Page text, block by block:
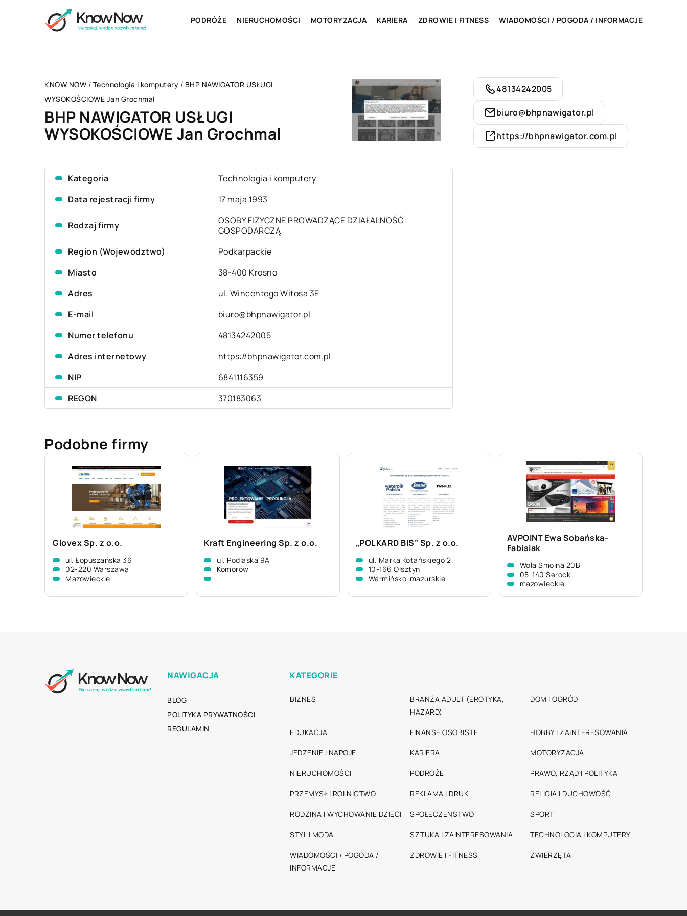
PODRÓŻE NIERUCHOMOŚCI MOTORYZACJA KARIERA ZDROWIE I FITNESS WIADOMOŚCI / POGODA / INFORMACJE
KNOW NOW / Technologia i komputery / BHP NAWIGATOR USŁUGI
WYSOKOŚCIOWE Jan Grochmal
BHP NAWIGATOR USŁUGI
WYSOKOŚCIOWE Jan Grochmal
Kategoria
Technologia i komputery
Data rejestracji firmy
17 maja 1993
Rodzaj firmy
OSOBY FIZYCZNE PROWADZĄCE DZIAŁALNOŚĆ
GOSPODARCZĄ
Region (Województwo)
Podkarpackie
Miasto
38-400 Krosno
Adres
ul. Wincentego Witosa 3E
E-mail
biuro@bhpnawigator.pl
Numer telefonu
48134242005
Adres internetowy
https://bhpnawigator.com.pl
NIP
6841116359
REGON
370183063
48134242005
biuro@bhpnawigator.pl
https://bhpnawigator.com.pl
Podobne firmy
Glovex Sp. z o.o.
ul. Łopuszańska 36
02-220 Warszawa
Mazowieckie
Kraft Engineering Sp. z o.o.
ul. Podlaska 9A
Komorów
-
„POLKARD BIS” Sp. z o.o.
ul. Marka Kotańskiego 2
10-166 Olsztyn
Warmińsko-mazurskie
AVPOINT Ewa Sobańska-
Fabisiak
Wola Smolna 20B
05-140 Serock
mazowieckie
NAWIGACJA
BLOG
POLITYKA PRYWATNOŚCI
REGULAMIN
KATEGORIE
BIZNES
BRANŻA ADULT (EROTYKA,
HAZARD)
DOM I OGRÓD
EDUKACJA FINANSE OSOBISTE HOBBY I ZAINTERESOWANIA
JEDZENIE I NAPOJE KARIERA MOTORYZACJA
NIERUCHOMOŚCI PODRÓŻE PRAWO, RZĄD I POLITYKA
PRZEMYSŁ I ROLNICTWO REKLAMA I DRUK RELIGIA I DUCHOWOŚĆ
RODZINA I WYCHOWANIE DZIECI SPOŁECZEŃSTWO SPORT
STYL I MODA SZTUKA I ZAINTERESOWANIA TECHNOLOGIA I KOMPUTERY
WIADOMOŚCI / POGODA /
INFORMACJE
ZDROWIE I FITNESS ZWIERZĘTA